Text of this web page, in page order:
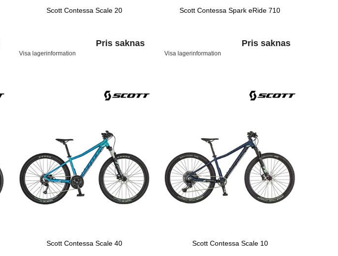
Scott Contessa Scale 20
Pris saknas
Visa lagerinformation
Scott Contessa Spark eRide 710
Pris saknas
Visa lagerinformation
Scott Contessa Scale 40 Scott Contessa Scale 10